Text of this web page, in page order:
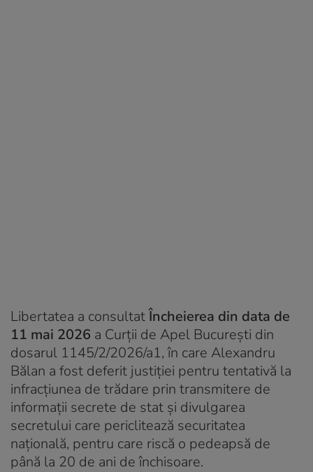
Libertatea a consultatÎncheierea din data de
11 mai 2026 a Curții de Apel București din
dosarul 1145/2/2026/a1, în care Alexandru
Bălan a fost deferit justiției pentru tentativă la
infracţiunea de trădare prin transmitere de
informaţii secrete de stat și divulgarea
secretului care periclitează securitatea
naţională, pentru care riscă o pedeapsă de
până la 20 de ani de închisoare.